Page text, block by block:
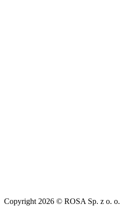
Copyright 2026 © ROSA Sp. z o. o.